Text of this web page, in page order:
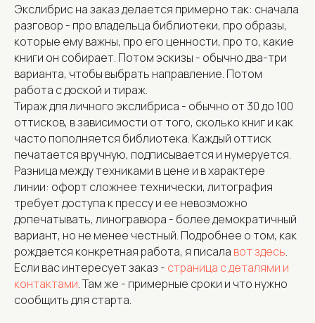
Экслибрис на заказ делается примерно так: сначала
разговор - про владельца библиотеки, про образы,
которые ему важны, про его ценности, про то, какие
книги он собирает. Потом эскизы - обычно два-три
варианта, чтобы выбрать направление. Потом
работа с доской и тираж.
Тираж для личного экслибриса - обычно от 30 до 100
оттисков, в зависимости от того, сколько книг и как
часто пополняется библиотека. Каждый оттиск
печатается вручную, подписывается и нумеруется.
Разница между техниками в цене и в характере
линии: офорт сложнее технически, литография
требует доступа к прессу и ее невозможно
допечатывать, линогравюра - более демократичный
вариант, но не менее честный. Подробнее о том, как
рождается конкретная работа, я писала вот здесь.
Если вас интересует заказ - страница с деталями и
контактами. Там же - примерные сроки и что нужно
сообщить для старта.